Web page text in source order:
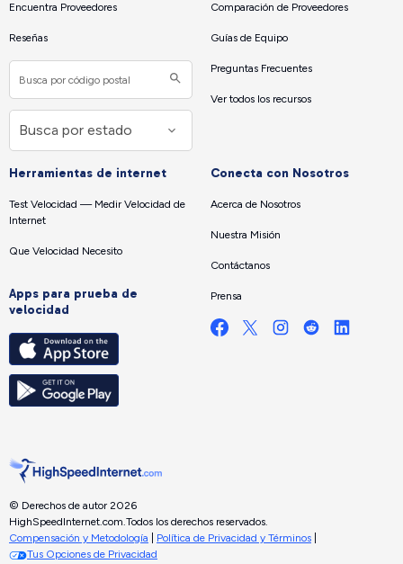
Encuentra Proveedores
Reseñas
Comparación de Proveedores
Guías de Equipo
Preguntas Frecuentes
Ver todos los recursos
Herramientas de internet
Test Velocidad — Medir Velocidad de
Internet
Que Velocidad Necesito
Apps para prueba de
velocidad
Conecta con Nosotros
Acerca de Nosotros
Nuestra Misión
Contáctanos
Prensa
© Derechos de autor 2026
HighSpeedInternet.com. Todos los derechos reservados.
Compensación y Metodología
Política de Privacidad y Términos
Tus Opciones de Privacidad